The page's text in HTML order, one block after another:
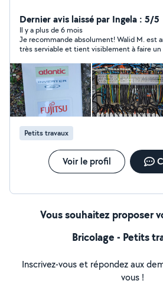
Dernier avis laissé par Ingela : 5/5
Il y a plus de 6 mois
Je recommande absolument! Walid M. est
très serviable et tient visiblement à faire un
manuel, qui n'était pourtant pas évident à
Petits travaux
Voir le profil
Vous souhaitez proposer
Bricolage - Petits
Inscrivez-vous et répondez aux
vous !